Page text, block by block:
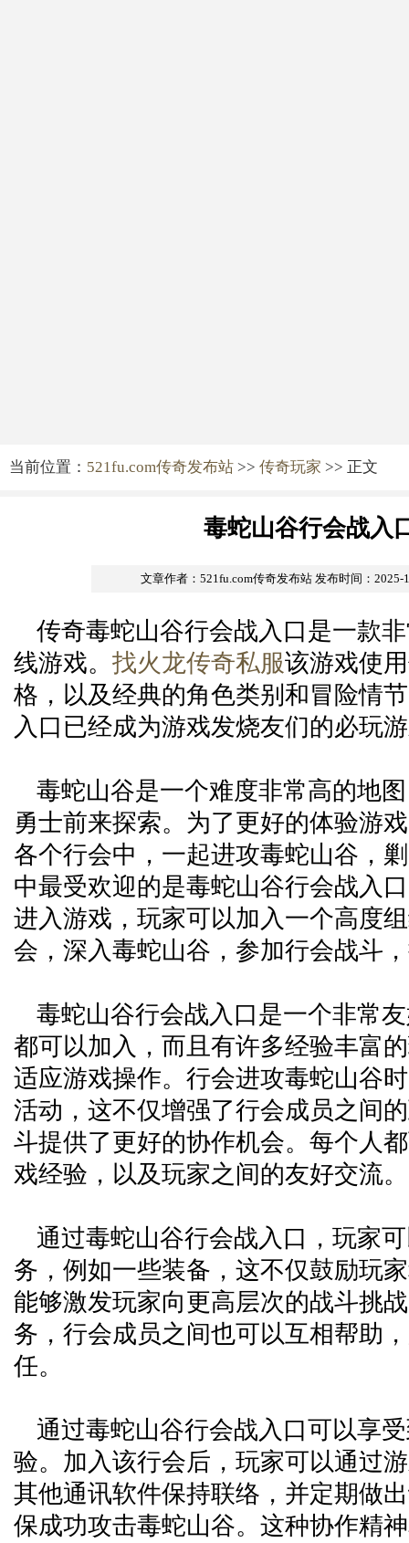
当前位置： 521fu.com传奇发布站 >> 传奇玩家 >> 正文
毒蛇山谷行会战入
文章作者：521fu.com传奇发布站 发布时间：2025-
传奇毒蛇山谷行会战入口是一款
线游戏。 找火龙传奇私服该游戏使
格，以及经典的角色类别和冒险情
入口已经成为游戏发烧友们的必玩
毒蛇山谷是一个难度非常高的地
勇士前来探索。为了更好的体验游
各个行会中，一起进攻毒蛇山谷，
中最受欢迎的是毒蛇山谷行会战入
进入游戏，玩家可以加入一个高度
会，深入毒蛇山谷，参加行会战斗
毒蛇山谷行会战入口是一个非常
都可以加入，而且有许多经验丰富
适应游戏操作。行会进攻毒蛇山谷
活动，这不仅增强了行会成员之间
斗提供了更好的协作机会。每个人
戏经验，以及玩家之间的友好交流。
通过毒蛇山谷行会战入口，玩家
务，例如一些装备，这不仅鼓励玩
能够激发玩家向更高层次的战斗挑
务，行会成员之间也可以互相帮助
任。
通过毒蛇山谷行会战入口可以享
验。加入该行会后，玩家可以通过
其他通讯软件保持联络，并定期做
保成功攻击毒蛇山谷。这种协作精